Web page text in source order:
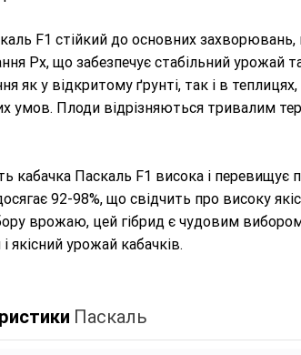
F1 стійкий до основних
Px, що забезпечує стабільний урожай
як у відкритому ґрунті, так і в
умов. Плоди відрізняються тривалим
кабачка Паскаль F1 висока і перевищує
92-98%, що свідчить про високу
врожаю, цей гібрид є чудовим
якісний урожай кабачків.
Паскаль